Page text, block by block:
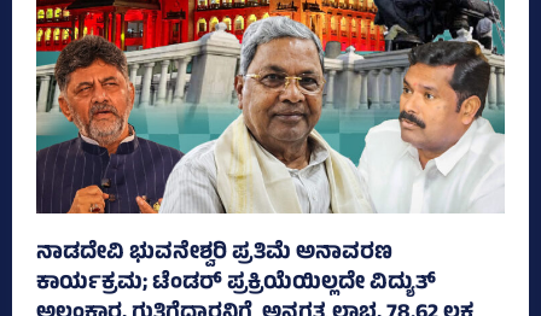
ನಾಡದೇವಿ ಭುವನೇಶ್ವರಿ ಪ್ರತಿಮೆ ಅನಾವರಣ
ಕಾರ್ಯಕ್ರಮ; ಟೆಂಡರ್ ಪ್ರಕ್ರಿಯೆಯಿಲ್ಲದೇ ವಿದ್ಯುತ್‌